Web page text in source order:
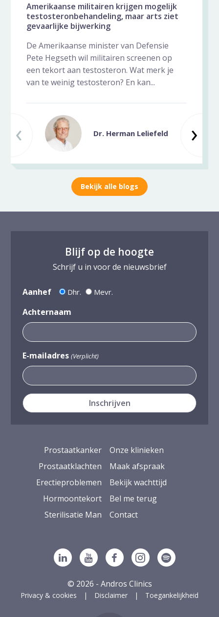
Vorige slide
‹ ›
Amerikaanse militairen krijgen mogelijk
testosteronbehandeling, maar arts ziet
gevaarlijke bijwerking
De Amerikaanse minister van Defensie
Pete Hegseth wil militairen screenen op
een tekort aan testosteron. Wat merk je
van te weinig testosteron? En kan...
Dr. Herman Leliefeld
Bekijk alle blogs
Blijf op de hoogte
Schrijf u in voor de nieuwsbrief
Aanhef Dhr. Mevr.
Achternaam
E-mailadres (Verplicht)
Prostaatkanker
Prostaatklachten
Erectieproblemen
Hormoontekort
Sterilisatie Man
Onze klinieken
Maak afspraak
Bekijk wachttijd
Bel me terug
Contact
Volg ons op Linkedin
Volg ons op YouTube
Volg ons op Facebook
Volg ons op
Volg ons
© 2026 - Andros Clinics
Privacy & cookies Disclaimer Toegankelijkheid